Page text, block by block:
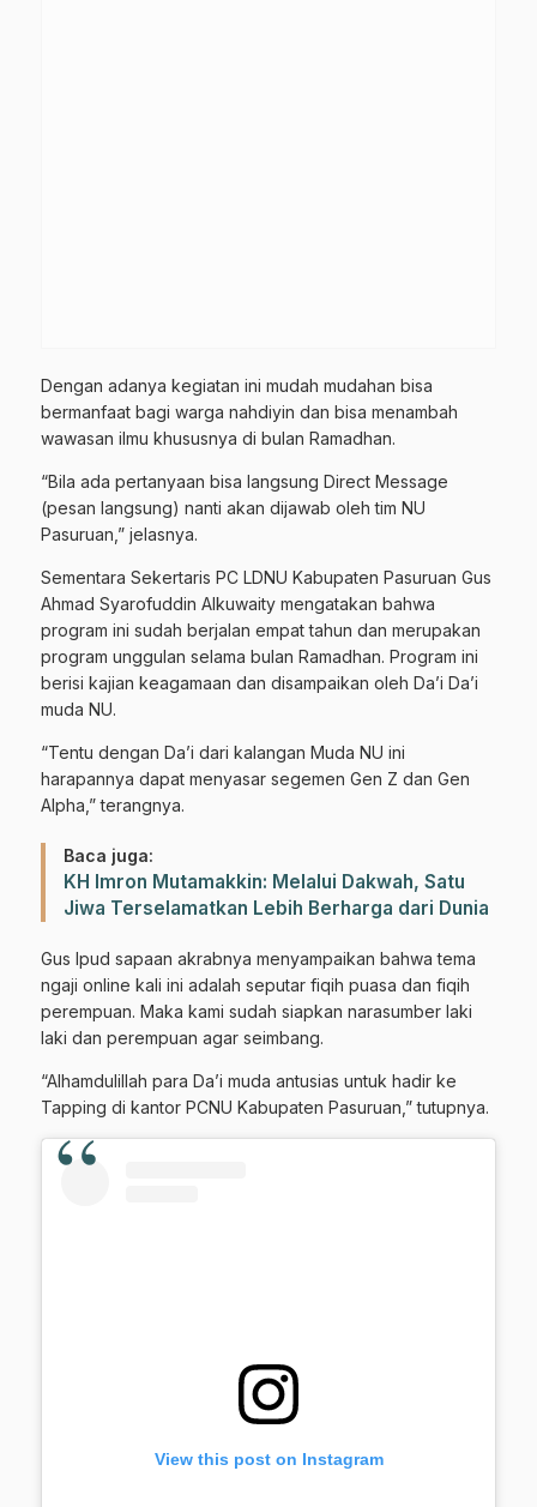
Dengan adanya kegiatan ini mudah mudahan bisa
bermanfaat bagi warga nahdiyin dan bisa menambah
wawasan ilmu khususnya di bulan Ramadhan.
“Bila ada pertanyaan bisa langsung Direct Message
(pesan langsung) nanti akan dijawab oleh tim NU
Pasuruan,” jelasnya.
Sementara Sekertaris PC LDNU Kabupaten Pasuruan Gus
Ahmad Syarofuddin Alkuwaity mengatakan bahwa
program ini sudah berjalan empat tahun dan merupakan
program unggulan selama bulan Ramadhan. Program ini
berisi kajian keagamaan dan disampaikan oleh Da’i Da’i
muda NU.
“Tentu dengan Da’i dari kalangan Muda NU ini
harapannya dapat menyasar segemen Gen Z dan Gen
Alpha,” terangnya.
Baca juga:
KH Imron Mutamakkin: Melalui Dakwah, Satu
Jiwa Terselamatkan Lebih Berharga dari Dunia
Gus Ipud sapaan akrabnya menyampaikan bahwa tema
ngaji online kali ini adalah seputar fiqih puasa dan fiqih
perempuan. Maka kami sudah siapkan narasumber laki
laki dan perempuan agar seimbang.
“Alhamdulillah para Da’i muda antusias untuk hadir ke
Tapping di kantor PCNU Kabupaten Pasuruan,” tutupnya.
View this post on Instagram